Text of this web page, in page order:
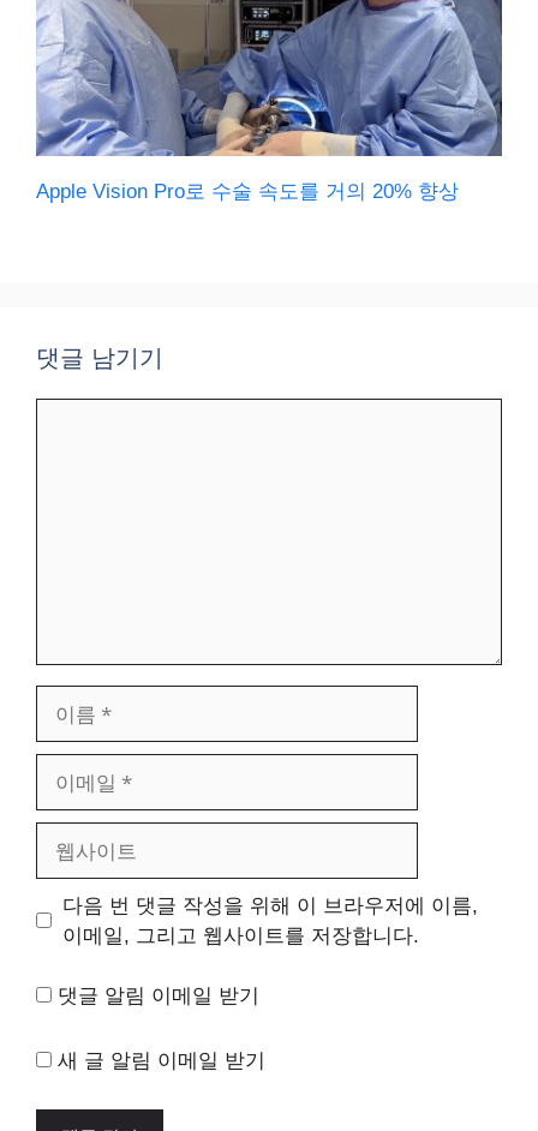
Apple Vision Pro로 수술 속도를 거의 20% 향상
댓글 남기기
일
트
다음 번 댓글 작성을 위해 이 브라우저에 이름,
이메일, 그리고 웹사이트를 저장합니다.
댓글 알림 이메일 받기
새 글 알림 이메일 받기